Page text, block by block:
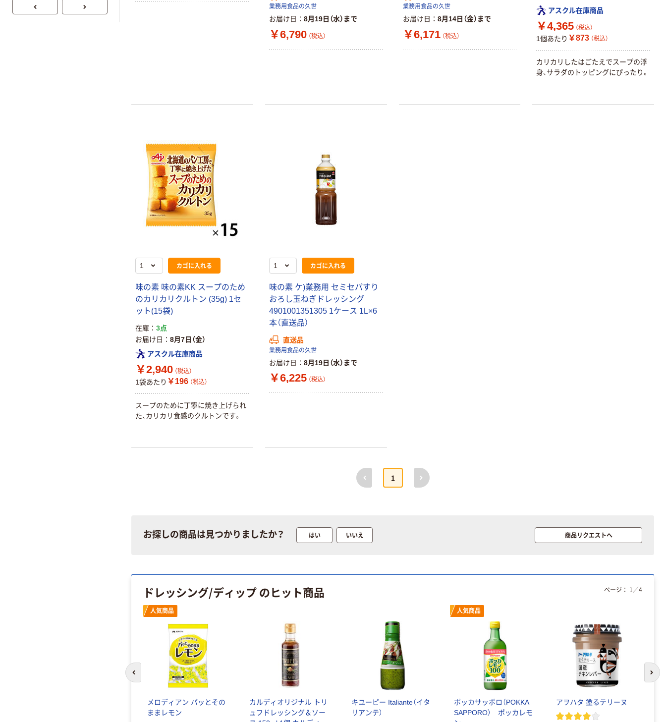
業務用食品の久世
お届け日 8月19日（水）まで
￥6,790 （税込）
業務用食品の久世
お届け日 8月14日（金）まで
￥6,171 （税込）
アスクル在庫商品
￥4,365 （税込）
1個あたり ￥873 （税込）
カリカリしたはごたえでスープの浮
身、サラダのトッピングにぴったり。
カゴに入れる
味の素 味の素KK スープのため
のカリカリクルトン (35g) 1セ
ット(15袋)
在庫
3点
お届け日
8月7日（金）
アスクル在庫商品
￥2,940 （税込）
1袋あたり ￥196 （税込）
スープのために丁寧に焼き上げられ
た、カリカリ食感のクルトンです。
カゴに入れる
味の素 ケ)業務用 セミセパすり
おろし玉ねぎドレッシング
4901001351305 1ケース 1L×6
本（直送品）
直送品
業務用食品の久世
お届け日 8月19日（水）まで
￥6,225 （税込）
前へ
1
次へ
お探しの商品は見つかりましたか？ はい いいえ 商品リクエストへ
ドレッシング/ディップ のヒット商品
人気商品
メロディアン パッとその
ままレモン
カルディオリジナル トリ
ュフドレッシング＆ソー
キユーピー Italiante（イタ
リアンテ）
人気商品
ポッカサッポロ（POKKA
SAPPORO） ポッカレモ
アヲハタ 塗るテリーヌ
ページ： 1 ／4
前のスライドへ 次
トイレシート